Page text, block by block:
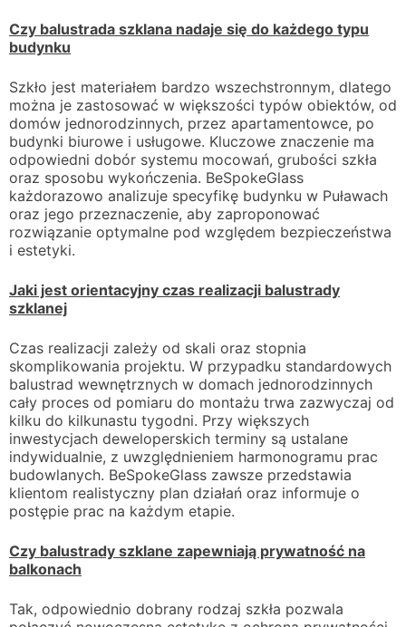
Czy balustrada szklana nadaje się do każdego typu
budynku
Szkło jest materiałem bardzo wszechstronnym, dlatego
można je zastosować w większości typów obiektów, od
domów jednorodzinnych, przez apartamentowce, po
budynki biurowe i usługowe. Kluczowe znaczenie ma
odpowiedni dobór systemu mocowań, grubości szkła
oraz sposobu wykończenia. BeSpokeGlass
każdorazowo analizuje specyfikę budynku w Puławach
oraz jego przeznaczenie, aby zaproponować
rozwiązanie optymalne pod względem bezpieczeństwa
i estetyki.
Jaki jest orientacyjny czas realizacji balustrady
szklanej
Czas realizacji zależy od skali oraz stopnia
skomplikowania projektu. W przypadku standardowych
balustrad wewnętrznych w domach jednorodzinnych
cały proces od pomiaru do montażu trwa zazwyczaj od
kilku do kilkunastu tygodni. Przy większych
inwestycjach deweloperskich terminy są ustalane
indywidualnie, z uwzględnieniem harmonogramu prac
budowlanych. BeSpokeGlass zawsze przedstawia
klientom realistyczny plan działań oraz informuje o
postępie prac na każdym etapie.
Czy balustrady szklane zapewniają prywatność na
balkonach
Tak, odpowiednio dobrany rodzaj szkła pozwala